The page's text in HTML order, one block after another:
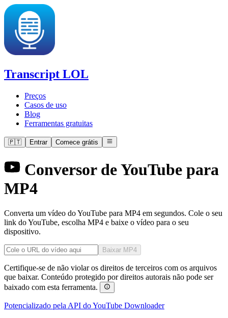
Transcript LOL
Preços
Casos de uso
Blog
Ferramentas gratuitas
🇵🇹 Entrar Comece grátis
Conversor de YouTube para
MP4
Converta um vídeo do YouTube para MP4 em segundos. Cole o seu
link do YouTube, escolha MP4 e baixe o vídeo para o seu
dispositivo.
Baixar MP4
Certifique-se de não violar os direitos de terceiros com os arquivos
que baixar. Conteúdo protegido por direitos autorais não pode ser
baixado com esta ferramenta.
Potencializado pela API do YouTube Downloader